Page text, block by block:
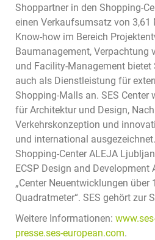
Shoppartner in den Shopping-
einen Verkaufsumsatz von 3,61
Know-how im Bereich
Baumanagement, Verpachtung
und Facility-Management bietet
auch als Dienstleistung für
Shopping-Malls an. SES Center
für Architektur und Design,
Verkehrskonzeption und
und international
Shopping-Center ALEJA
ECSP Design and Development
„Center Neuentwicklungen über
Quadratmeter“. SES gehört zur
Weitere Informationen:
presse.ses-european.com.